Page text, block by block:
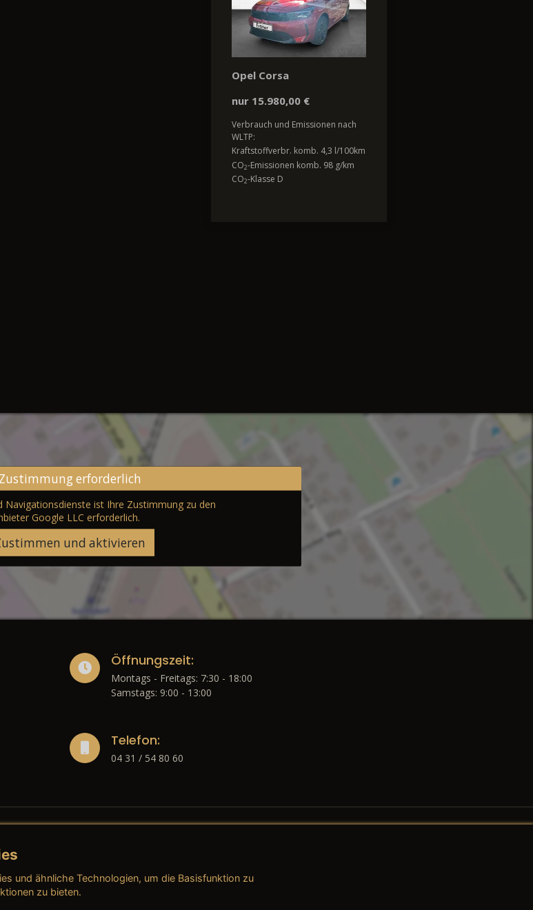
Opel Corsa
nur 15.980,00 €
Verbrauch und Emissionen nach
WLTP:
Kraftstoffverbr. komb. 4,3 l/100km
CO2-Emissionen komb. 98 g/km
CO2-Klasse D
Zustimmung erforderlich
Navigationsdienste ist Ihre Zustimmung zu den
Google LLC erforderlich.
und aktivieren
Öffnungszeit:
Montags - Freitags: 7:30 - 18:00
Samstags: 9:00 - 13:00
Telefon:
04 31 / 54 80 60
→ AGB (Neuwagen)
→ AGB (Teile & Zubehör)
und ähnliche Technologien, um die Basisfunktion zu
zu bieten.